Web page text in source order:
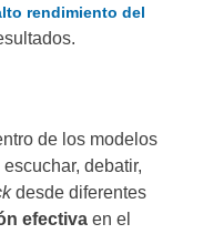
rendimiento del
de los modelos
debatir,
desde diferentes
efectiva en el